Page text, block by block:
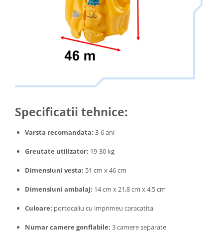
Specificatii tehnice:
Varsta recomandata: 3-6 ani
Greutate utilizator: 19-30 kg
Dimensiuni vesta: 51 cm x 46 cm
Dimensiuni ambalaj: 14 cm x 21,8 cm x 4,5 cm
Culoare: portocaliu cu imprimeu caracatita
Numar camere gonflabile: 3 camere separate